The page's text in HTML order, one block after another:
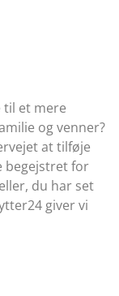
til et mere
og venner?
at tilføje
begejstret for
du har set
giver vi